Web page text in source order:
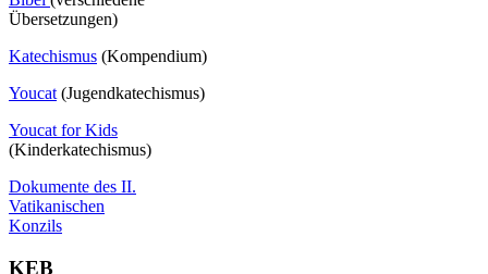
Übersetzungen)
Katechismus (Kompendium)
Youcat (Jugendkatechismus)
Youcat for Kids
(Kinderkatechismus)
Dokumente des II.
Vatikanischen
Konzils
KEB